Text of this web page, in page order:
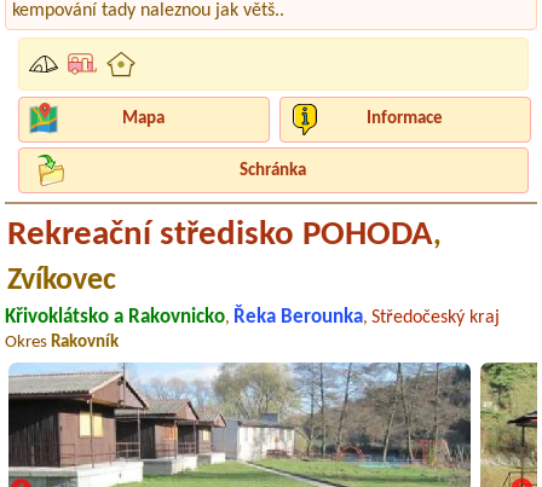
kempování tady naleznou jak větš..
Mapa Informace
Schránka
Rekreační středisko POHODA,
Zvíkovec
Křivoklátsko a Rakovnicko, Řeka Berounka,Středočeský kraj
Okres Rakovník